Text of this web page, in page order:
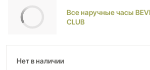
Все наручные часы
CLUB
Нет в наличии